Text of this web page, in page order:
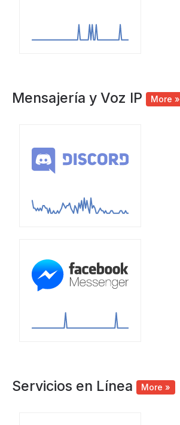
Mensajería y Voz IP More »
Servicios en Línea More »